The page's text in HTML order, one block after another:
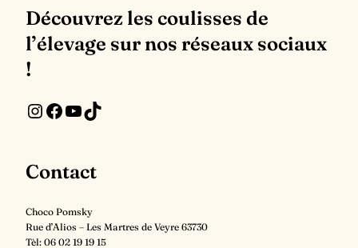
Découvrez les coulisses de
l’élevage sur nos réseaux sociaux
!
InstagramFacebook YouTube Suivez nous sur les réseaux sociaux
Contact
Choco Pomsky
Rue d’Alios – Les Martres de Veyre 63730
Tèl: 06 02 19 19 15